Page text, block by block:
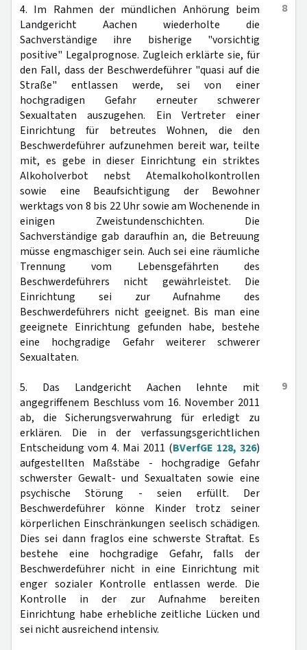
8
4. Im Rahmen der mündlichen Anhörung beim
Landgericht Aachen wiederholte die
Sachverständige ihre bisherige "vorsichtig
positive" Legalprognose. Zugleich erklärte sie, für
den Fall, dass der Beschwerdeführer "quasi auf die
Straße" entlassen werde, sei von einer
hochgradigen Gefahr erneuter schwerer
Sexualtaten auszugehen. Ein Vertreter einer
Einrichtung für betreutes Wohnen, die den
Beschwerdeführer aufzunehmen bereit war, teilte
mit, es gebe in dieser Einrichtung ein striktes
Alkoholverbot nebst Atemalkoholkontrollen
sowie eine Beaufsichtigung der Bewohner
werktags von 8 bis 22 Uhr sowie am Wochenende in
einigen Zweistundenschichten. Die
Sachverständige gab daraufhin an, die Betreuung
müsse engmaschiger sein. Auch sei eine räumliche
Trennung vom Lebensgefährten des
Beschwerdeführers nicht gewährleistet. Die
Einrichtung sei zur Aufnahme des
Beschwerdeführers nicht geeignet. Bis man eine
geeignete Einrichtung gefunden habe, bestehe
eine hochgradige Gefahr weiterer schwerer
Sexualtaten.
9
5. Das Landgericht Aachen lehnte mit
angegriffenem Beschluss vom 16. November 2011
ab, die Sicherungsverwahrung für erledigt zu
erklären. Die in der verfassungsgerichtlichen
Entscheidung vom 4. Mai 2011 (BVerfGE 128, 326)
aufgestellten Maßstäbe - hochgradige Gefahr
schwerster Gewalt- und Sexualtaten sowie eine
psychische Störung - seien erfüllt. Der
Beschwerdeführer könne Kinder trotz seiner
körperlichen Einschränkungen seelisch schädigen.
Dies sei dann fraglos eine schwerste Straftat. Es
bestehe eine hochgradige Gefahr, falls der
Beschwerdeführer nicht in eine Einrichtung mit
enger sozialer Kontrolle entlassen werde. Die
Kontrolle in der zur Aufnahme bereiten
Einrichtung habe erhebliche zeitliche Lücken und
sei nicht ausreichend intensiv.